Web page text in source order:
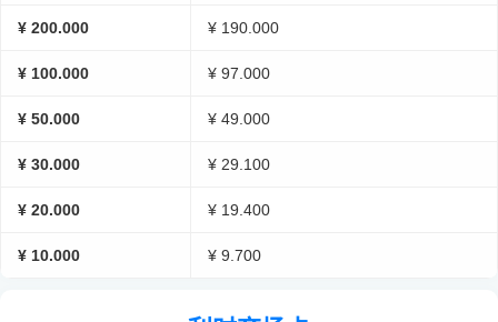
¥ 200.000 ¥ 190.000
¥ 100.000 ¥ 97.000
¥ 50.000 ¥ 49.000
¥ 30.000 ¥ 29.100
¥ 20.000 ¥ 19.400
¥ 10.000 ¥ 9.700